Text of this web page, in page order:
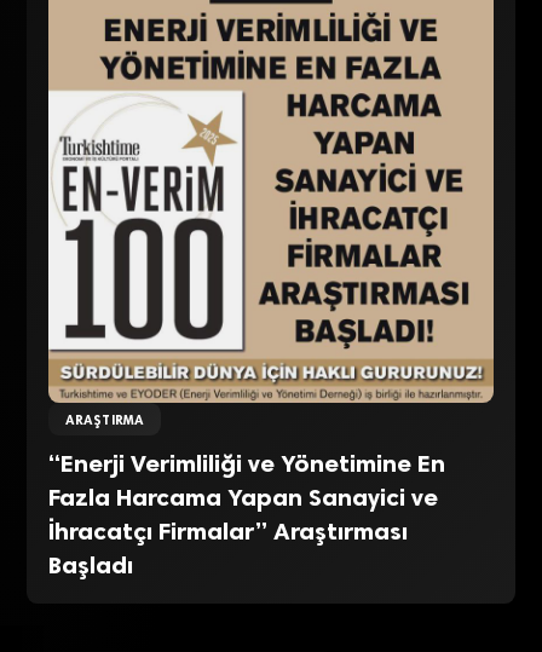
ARAŞTIRMA
“Enerji Verimliliği ve Yönetimine En
Fazla Harcama Yapan Sanayici ve
İhracatçı Firmalar” Araştırması
Başladı